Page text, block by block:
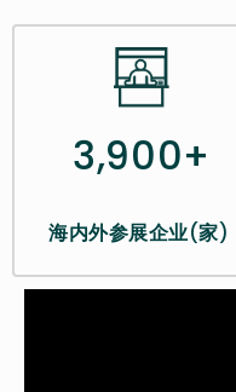
3,900+
海内外参展企业(家)